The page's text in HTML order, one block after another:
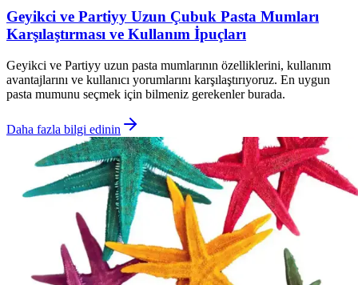
Geyikci ve Partiyy Uzun Çubuk Pasta Mumları
Karşılaştırması ve Kullanım İpuçları
Geyikci ve Partiyy uzun pasta mumlarının özelliklerini, kullanım
avantajlarını ve kullanıcı yorumlarını karşılaştırıyoruz. En uygun
pasta mumunu seçmek için bilmeniz gerekenler burada.
Daha fazla bilgi edinin